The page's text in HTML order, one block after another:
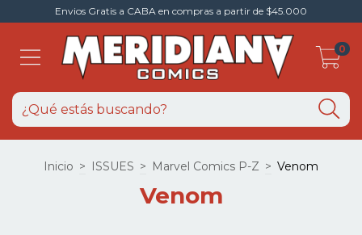
Envios Gratis a CABA en compras a partir de $45.000
0
Inicio > ISSUES > Marvel Comics P-Z > Venom
Venom